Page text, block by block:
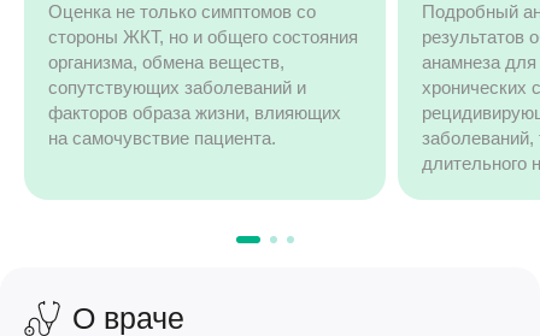
Оценка не только симптомов со
стороны ЖКТ, но и общего состояния
организма, обмена веществ,
сопутствующих заболеваний и
факторов образа жизни, влияющих
на самочувствие пациента.
Подробный
результатов
анамнеза
хронических
длительного
О враче